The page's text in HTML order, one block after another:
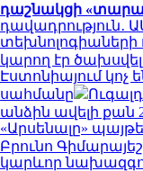
դաշնակցի
դավադրություն․
տեխնոլոգիաների
կարող էր
Էստոնիայում
սահմանը
անձին ավելի քան
«Արսենալը»
Բրունո
կարևոր